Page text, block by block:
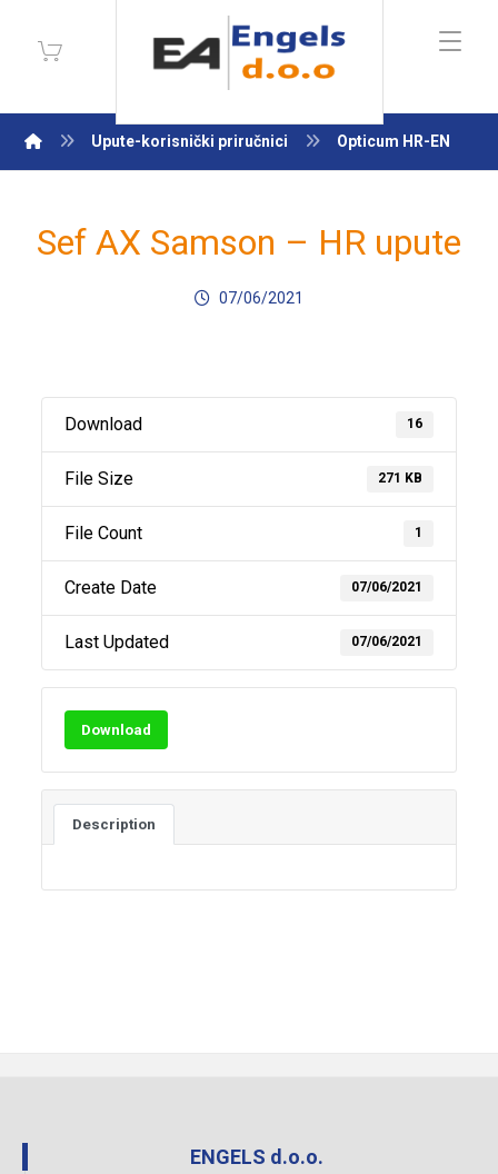
Upute-korisnički priručnici Opticum HR-EN
Sef AX Samson – HR upute
07/06/2021
Download 16
File Size 271 KB
File Count 1
Create Date 07/06/2021
Last Updated 07/06/2021
Download
Description
ENGELS d.o.o.